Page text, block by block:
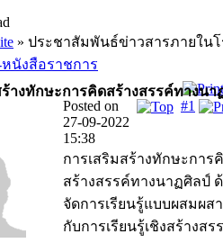
» ประชาสัมพันธ์ข่าวสารภายในโ
นังสือราชการ
ร้างทักษะการคิดสร้างสรรค์ทางนา
#1
Posted on
27-09-2022
15:38
การเสริมสร้างทักษะการ
สร้างสรรค์ทางนาฏศิลป์
จัดการเรียนรู้แบบผสมผส
กับการเรียนรู้เชิงสร้างสร